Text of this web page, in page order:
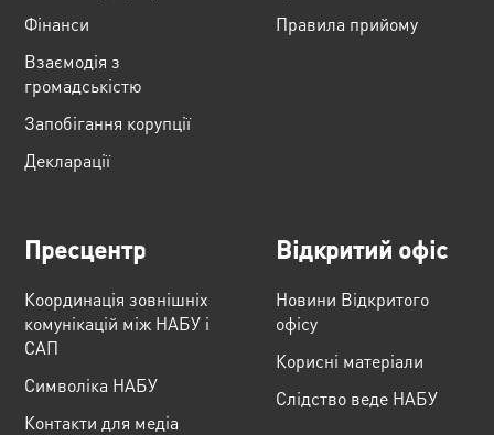
Фінанси
Взаємодія з
громадськістю
Запобігання корупції
Декларації
Правила прийому
Пресцентр
Координація зовнішніх
комунікацій між НАБУ і
САП
Cимволіка НАБУ
Контакти для медіа
Відкритий офіс
Новини Відкритого
офісу
Корисні матеріали
Слідство веде НАБУ